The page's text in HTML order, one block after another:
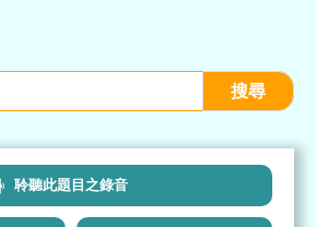
聆聽此題目之錄音